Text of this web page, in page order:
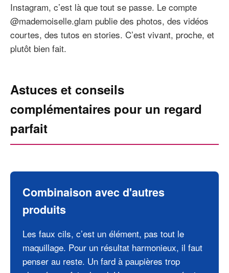
Instagram, c’est là que tout se passe. Le compte
@mademoiselle.glam publie des photos, des vidéos
courtes, des tutos en stories. C’est vivant, proche, et
plutôt bien fait.
Astuces et conseils
complémentaires pour un regard
parfait
Combinaison avec d'autres
produits
Les faux cils, c’est un élément, pas tout le
maquillage. Pour un résultat harmonieux, il faut
penser au reste. Un fard à paupières trop